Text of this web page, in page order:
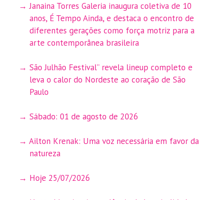
Janaina Torres Galeria inaugura coletiva de 10
anos, É Tempo Ainda, e destaca o encontro de
diferentes gerações como força motriz para a
arte contemporânea brasileira
São Julhão Festival” revela lineup completo e
leva o calor do Nordeste ao coração de São
Paulo
Sábado: 01 de agosto de 2026
Ailton Krenak: Uma voz necessária em favor da
natureza
Hoje 25/07/2026